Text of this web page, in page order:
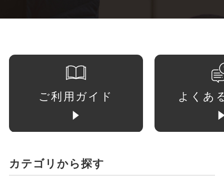
ご利用ガイド よくあ
カテゴリから探す